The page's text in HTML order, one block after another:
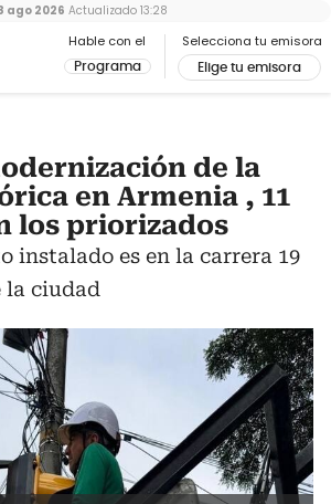
Hable con el
Programa
Selecciona tu emisora
Elige tu emisora
ago 2026 Actualizado 13:28
de la
en Armenia , 11
los priorizados
instalado es en la carrera 19
la ciudad